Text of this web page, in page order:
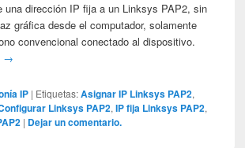
una dirección IP fija a un Linksys PAP2, sin
gráfica desde el computador, solamente
convencional conectado al dispositivo.
→
IP | Etiquetas: Asignar IP Linksys PAP2,
Linksys PAP2,IP fija Linksys PAP2,
| Dejar un comentario.